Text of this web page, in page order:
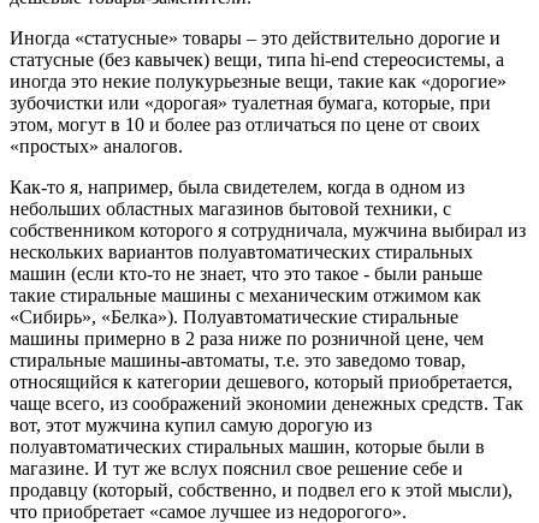
Иногда «статусные» товары – это действительно дорогие и
статусные (без кавычек) вещи, типа hi-end стереосистемы, а
иногда это некие полукурьезные вещи, такие как «дорогие»
зубочистки или «дорогая» туалетная бумага, которые, при
этом, могут в 10 и более раз отличаться по цене от своих
«простых» аналогов.
Как-то я, например, была свидетелем, когда в одном из
небольших областных магазинов бытовой техники, с
собственником которого я сотрудничала, мужчина выбирал из
нескольких вариантов полуавтоматических стиральных
машин (если кто-то не знает, что это такое - были раньше
такие стиральные машины с механическим отжимом как
«Сибирь», «Белка»). Полуавтоматические стиральные
машины примерно в 2 раза ниже по розничной цене, чем
стиральные машины-автоматы, т.е. это заведомо товар,
относящийся к категории дешевого, который приобретается,
чаще всего, из соображений экономии денежных средств. Так
вот, этот мужчина купил самую дорогую из
полуавтоматических стиральных машин, которые были в
магазине. И тут же вслух пояснил свое решение себе и
продавцу (который, собственно, и подвел его к этой мысли),
что приобретает «самое лучшее из недорогого».